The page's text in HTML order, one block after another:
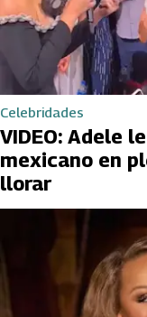
Celebridades
VIDEO: Adele
mexicano en
llorar